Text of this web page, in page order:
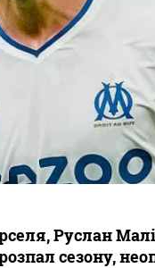
Руслан
сезону,